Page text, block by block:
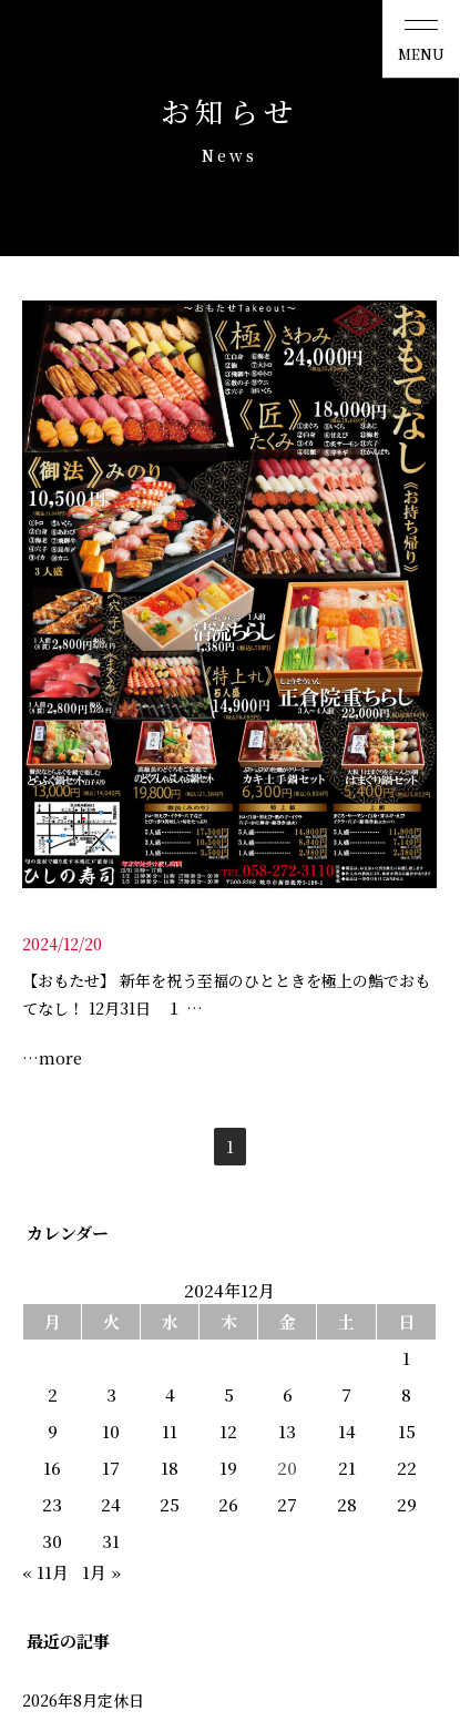
MENU
お知らせ
News
2024/12/20
【おもたせ】 新年を祝う至福のひとときを極上の鮨でおも
てなし！ 12月31日 １ …
…more
1
カレンダー
2024年12月
月
火 水 木 金 土
日
1
2
3 4 5 6 7
8
9
10 11 12 13 14
15
16
17 18 19 20 21
22
23
24 25 26 27 28
29
30
31
« 11月
1月 »
最近の記事
2026年8月定休日